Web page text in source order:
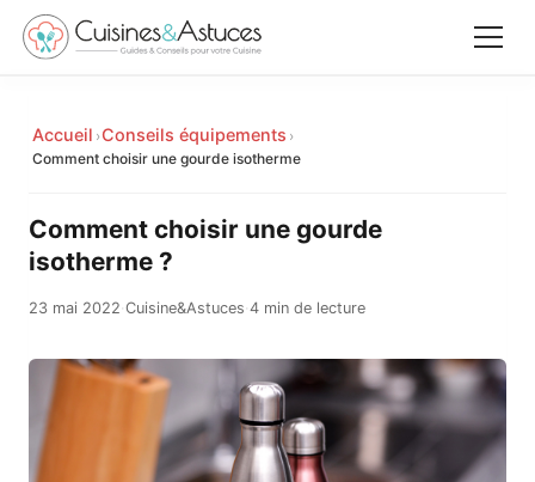
Équipements
Astuces
Rechercher
Accueil ›Conseils équipements ›
Comment choisir une gourde isotherme
Comment choisir une gourde
isotherme ?
23 mai 2022·Cuisine&Astuces·4 min de lecture